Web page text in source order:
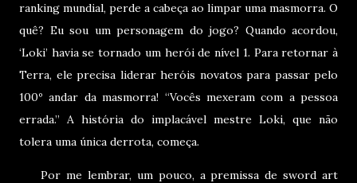
ranking mundial, perde a cabeça ao limpar uma masmorra. O
quê? Eu sou um personagem do jogo? Quando acordou,
‘Loki’ havia se tornado um herói de nível 1. Para retornar à
Terra, ele precisa liderar heróis novatos para passar pelo
100º andar da masmorra! “Vocês mexeram com a pessoa
errada.” A história do implacável mestre Loki, que não
tolera uma única derrota, começa.
Por me lembrar, um pouco, a premissa de sword art